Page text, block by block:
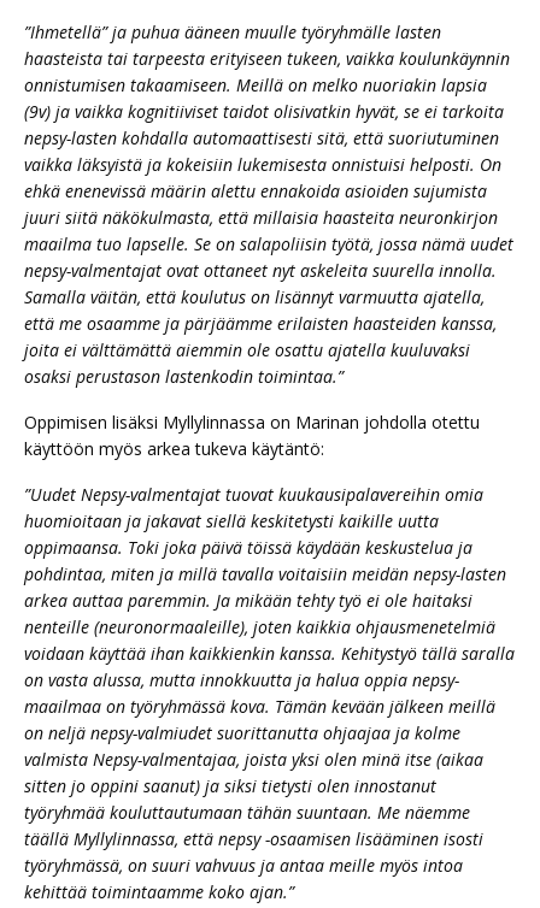
”Ihmetellä” ja puhua ääneen muulle työryhmälle lasten
haasteista tai tarpeesta erityiseen tukeen, vaikka koulunkäynnin
onnistumisen takaamiseen. Meillä on melko nuoriakin lapsia
(9v) ja vaikka kognitiiviset taidot olisivatkin hyvät, se ei tarkoita
nepsy-lasten kohdalla automaattisesti sitä, että suoriutuminen
vaikka läksyistä ja kokeisiin lukemisesta onnistuisi helposti. On
ehkä enenevissä määrin alettu ennakoida asioiden sujumista
juuri siitä näkökulmasta, että millaisia haasteita neuronkirjon
maailma tuo lapselle. Se on salapoliisin työtä, jossa nämä uudet
nepsy-valmentajat ovat ottaneet nyt askeleita suurella innolla.
Samalla väitän, että koulutus on lisännyt varmuutta ajatella,
että me osaamme ja pärjäämme erilaisten haasteiden kanssa,
joita ei välttämättä aiemmin ole osattu ajatella kuuluvaksi
osaksi perustason lastenkodin toimintaa.”
Oppimisen lisäksi Myllylinnassa on Marinan johdolla otettu
käyttöön myös arkea tukeva käytäntö:
”Uudet Nepsy-valmentajat tuovat kuukausipalavereihin omia
huomioitaan ja jakavat siellä keskitetysti kaikille uutta
oppimaansa. Toki joka päivä töissä käydään keskustelua ja
pohdintaa, miten ja millä tavalla voitaisiin meidän nepsy-lasten
arkea auttaa paremmin. Ja mikään tehty työ ei ole haitaksi
nenteille (neuronormaaleille), joten kaikkia ohjausmenetelmiä
voidaan käyttää ihan kaikkienkin kanssa. Kehitystyö tällä saralla
on vasta alussa, mutta innokkuutta ja halua oppia nepsy-
maailmaa on työryhmässä kova. Tämän kevään jälkeen meillä
on neljä nepsy-valmiudet suorittanutta ohjaajaa ja kolme
valmista Nepsy-valmentajaa, joista yksi olen minä itse (aikaa
sitten jo oppini saanut) ja siksi tietysti olen innostanut
työryhmää kouluttautumaan tähän suuntaan. Me näemme
täällä Myllylinnassa, että nepsy -osaamisen lisääminen isosti
työryhmässä, on suuri vahvuus ja antaa meille myös intoa
kehittää toimintaamme koko ajan.”